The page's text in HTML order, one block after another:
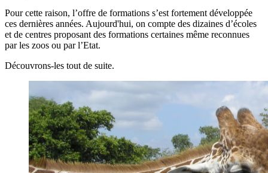
Pour cette raison, l’offre de formations s’est fortement développée
ces dernières années. Aujourd'hui, on compte des dizaines d’écoles
et de centres proposant des formations certaines même reconnues
par les zoos ou par l’Etat.
Découvrons-les tout de suite.